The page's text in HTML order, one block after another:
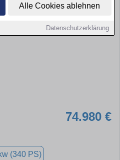
Alle Cookies ablehnen
Datenschutzerklärung
74.980 €
(340 PS)